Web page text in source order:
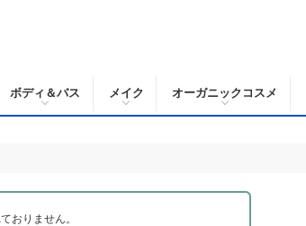
ボディ＆バス メイク オーガニックコスメ
おりません。